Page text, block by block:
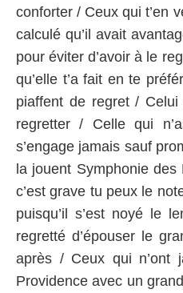
conforter / Ceux qui t’en
calculé qu’il avait
pour éviter d’avoir à le
qu’elle t’a fait en te
piaffent de regret /
regretter / Celle qui
s’engage jamais sauf
la jouent Symphonie
c’est grave tu peux le
puisqu’il s’est noyé le
regretté d’épouser le
après / Ceux qui n’ont
Providence avec un